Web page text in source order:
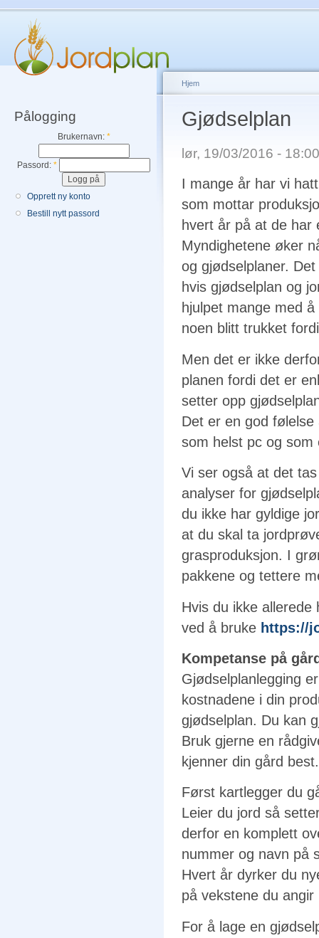
Pålogging
Brukernavn: *
Passord: *
Opprett ny konto
Bestill nytt passord
Hjem
Gjødselplan
lør, 19/03/2016 -
I mange år har vi
som mottar
hvert år på at de har
Myndighetene øker
og gjødselplaner.
hvis gjødselplan og
hjulpet mange med
noen blitt trukket
Men det er ikke
planen fordi det er
setter opp
Det er en god
som helst pc og
Vi ser også at det
analyser for
du ikke har gyldige
at du skal ta
grasproduksjon. I
pakkene og tettere
Hvis du ikke
ved å bruke https://
Kompetanse på
Gjødselplanlegging
kostnadene i din
gjødselplan. Du kan
Bruk gjerne en
kjenner din gård best.
Først kartlegger du
Leier du jord så
derfor en komplett
nummer og navn på
Hvert år dyrker du
på vekstene du
For å lage en